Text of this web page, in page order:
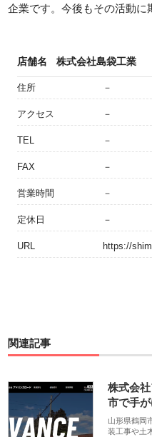
企業です。今後もその活動に
店舗名 株式会社島袋工業
住所 －
アクセス －
TEL －
FAX －
営業時間 －
定休日 －
URL https://
関連記事
株式会
市で手
山形県鶴岡
装工事や土